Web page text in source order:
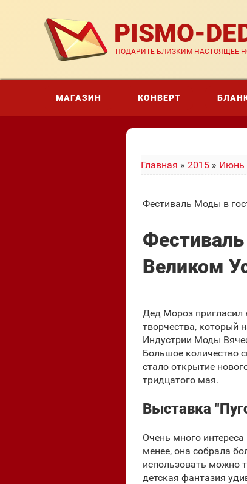
PISMO-
ПОДАРИТЕ БЛИЗКИМ НАСТОЯЩЕЕ
МАГАЗИН КОНВЕРТ
Главная » 2015 » Июнь
Фестиваль Моды в
Великом
Дед Мороз пригласил
творчества, который
Индустрии Моды
Большое количество
стало открытие
тридцатого мая.
Выставка
Очень много
менее, она собрала
использовать можно
детская фантазия